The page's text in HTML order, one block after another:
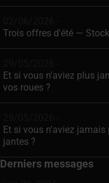
Trois offres d'été —
Et si vous n'aviez plus
vos roues ?
Et si vous n'aviez
jantes ?
Derniers messages